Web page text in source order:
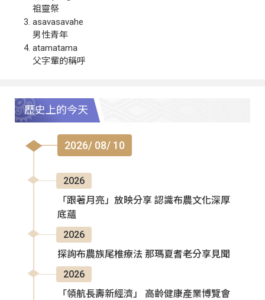
祖靈祭
asavasavahe
男性青年
atamatama
父字輩的稱呼
歷史上的今天
2026/ 08/ 10
2026
「跟著月亮」放映分享 認識布農文化深厚
底蘊
2026
探詢布農族尾椎療法 那瑪夏耆老分享見聞
2026
「領航長壽新經濟」 高齡健康產業博覽會